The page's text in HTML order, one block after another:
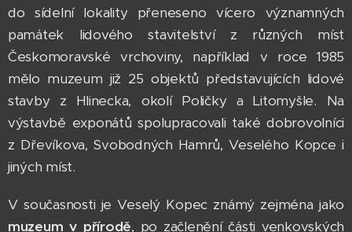
do sídelní lokality přeneseno vícero významných
památek lidového stavitelství z různých míst
Českomoravské vrchoviny, například v roce 1985
mělo muzeum již 25 objektů představujících lidové
stavby z Hlinecka, okolí Poličky a Litomyšle. Na
výstavbě exponátů spolupracovali také dobrovolníci
z Dřevíkova, Svobodných Hamrů, Veselého Kopce i
jiných míst.
V současnosti je Veselý Kopec známý zejména jako
muzeum v přírodě, po začlenění části venkovských